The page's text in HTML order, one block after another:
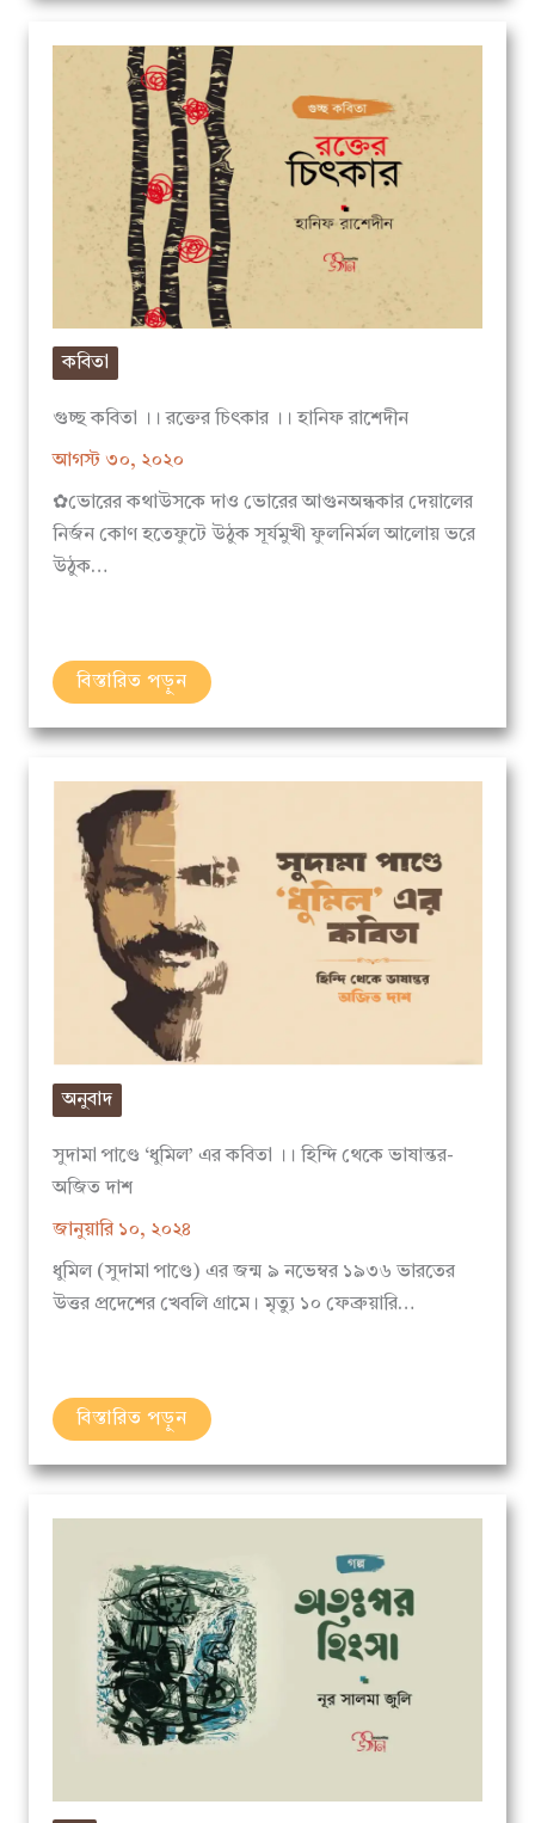
কবিতা
আগস্ট ৩০, ২০২০
✿ভোরের কথাউসকে দাও ভোরের আগুনঅন্ধকার দেয়ালের
নির্জন কোণ হতেফুটে উঠুক সূর্যমুখী ফুলনির্মল আলোয় ভরে
উঠুক…
অনুবাদ
অজিত দাশ
জানুয়ারি ১০, ২০২৪
ধুমিল (সুদামা পাণ্ডে) এর জন্ম ৯ নভেম্বর ১৯৩৬ ভারতের
উত্তর প্রদেশের খেবলি গ্রামে। মৃত্যু ১০ ফেব্রুয়ারি…
গল্প